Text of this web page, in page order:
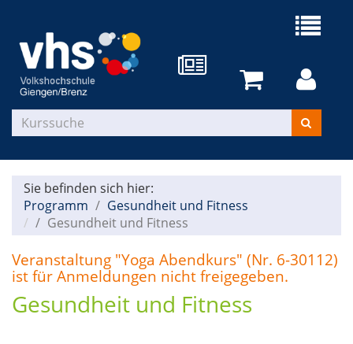
Sie befinden sich hier:
Programm
Gesundheit und Fitness
Gesundheit und Fitness
Veranstaltung "Yoga Abendkurs" (Nr. 6-30112)
ist für Anmeldungen nicht freigegeben.
Gesundheit und Fitness